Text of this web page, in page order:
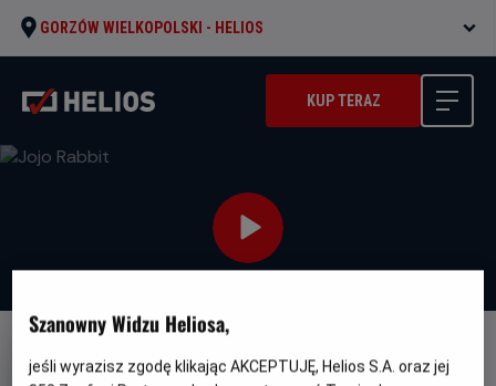
GORZÓW WIELKOPOLSKI - HELIOS
KUP TERAZ
Szanowny Widzu Heliosa,
jeśli wyrazisz zgodę klikając AKCEPTUJĘ, Helios S.A. oraz jej